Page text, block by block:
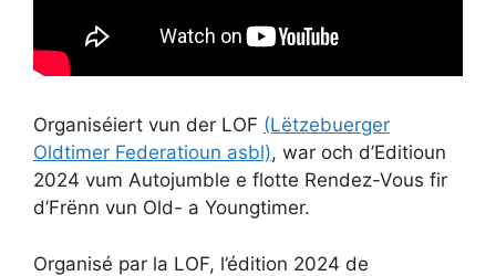
Organiséiert vun der LOF (Lëtzebuerger
Oldtimer Federatioun asbl), war och d’Editioun
2024 vum Autojumble e flotte Rendez-Vous fir
d’Frënn vun Old- a Youngtimer.
Organisé par la LOF, l’édition 2024 de